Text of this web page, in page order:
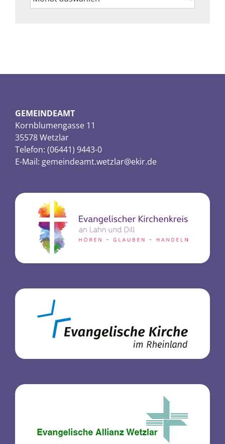
GEMEINDEAMT
Kornblumengasse 11
35578 Wetzlar
Telefon: (06441) 9443-0
E-Mail: gemeindeamt.wetzlar@ekir.de